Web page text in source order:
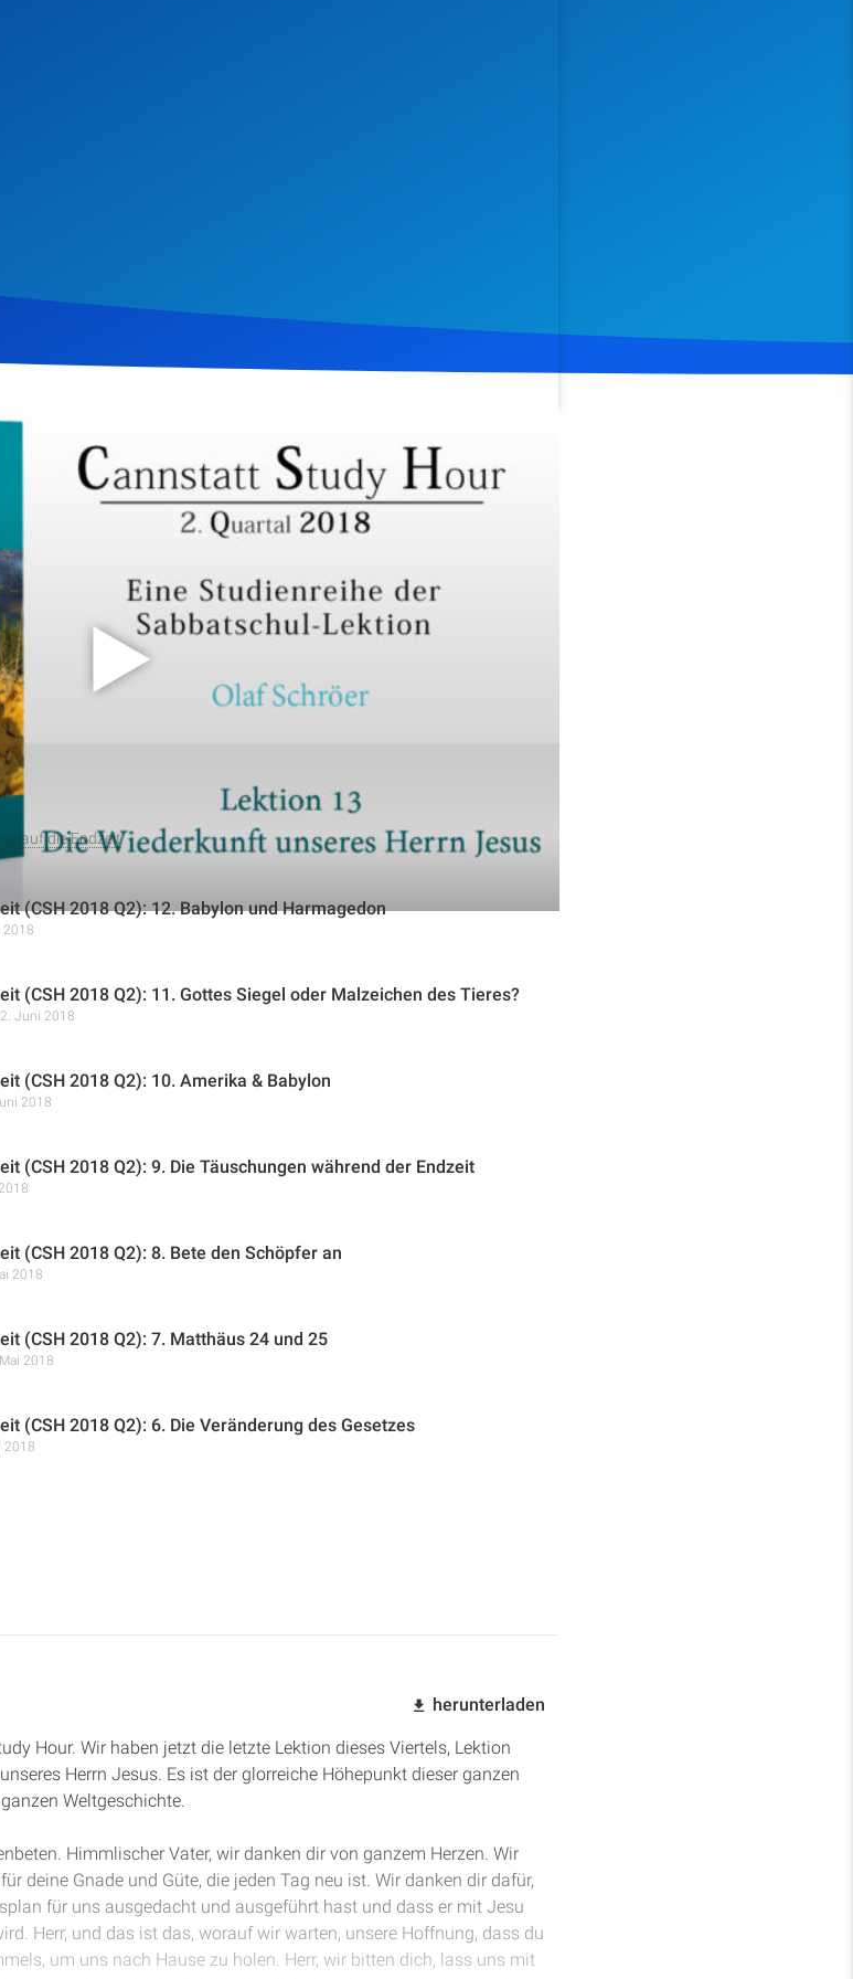
Klicks Download
13, dreht sich alles um die Wiederkunft unseres Herrn Jesus.
dieses glorreichen Ereignisses als Höhepunkt der Weltgeschichte.
die Wiederkunft Jesu erkennbar ist, und beschreibt, was mit den
geschehen wird. Die Lektion betont die Wichtigkeit, wachsam zu
indem man Jesus sein Leben übergibt und mit ihm lebt.
auf die Endzeit
(CSH 2018 Q2): 12. Babylon und Harmagedon
2018
(CSH 2018 Q2): 11. Gottes Siegel oder Malzeichen des Tieres?
Juni 2018
(CSH 2018 Q2): 10. Amerika & Babylon
2018
(CSH 2018 Q2): 9. Die Täuschungen während der Endzeit
(CSH 2018 Q2): 8. Bete den Schöpfer an
2018
(CSH 2018 Q2): 7. Matthäus 24 und 25
2018
(CSH 2018 Q2): 6. Die Veränderung des Gesetzes
2018
herunterladen
Hour. Wir haben jetzt die letzte Lektion dieses Viertels, Lektion
Herrn Jesus. Es ist der glorreiche Höhepunkt dieser ganzen
Weltgeschichte.
Himmlischer Vater, wir danken dir von ganzem Herzen. Wir
deine Gnade und Güte, die jeden Tag neu ist. Wir danken dir dafür,
für uns ausgedacht und ausgeführt hast und dass er mit Jesu
Herr, und das ist das, worauf wir warten, unsere Hoffnung, dass du
um uns nach Hause zu holen. Herr, wir bitten dich, lass uns mit